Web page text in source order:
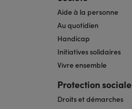
Aide à la personne
Au quotidien
Handicap
Initiatives solidaires
Vivre ensemble
Protection sociale
Droits et démarches